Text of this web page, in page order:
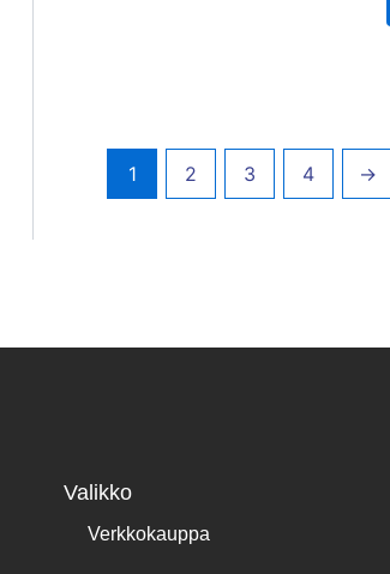
1 2 3 4 →
Valikko
Verkkokauppa